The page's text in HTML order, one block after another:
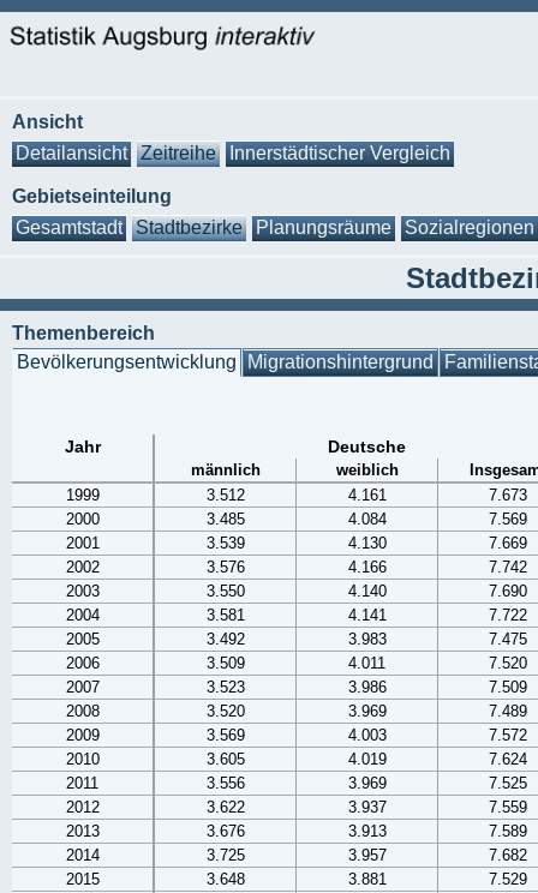
Ansicht
Detailansicht
Zeitreihe Innerstädtischer Vergleich
Gebietseinteilung
Gesamtstadt
Stadtbezirke Planungsräume Sozialregionen
Themenbereich
Bevölkerungsentwicklung Migrationshintergrund
Jahr Deutsche
männlich weiblich
1999
3.512 4.161
7.673
2000
3.485 4.084
7.569
2001
3.539 4.130
7.669
2002
3.576 4.166
7.742
2003
3.550 4.140
7.690
2004
3.581 4.141
7.722
2005
3.492 3.983
7.475
2006
3.509 4.011
7.520
2007
3.523 3.986
7.509
2008
3.520 3.969
7.489
2009
3.569 4.003
7.572
2010
3.605 4.019
7.624
2011
3.556 3.969
7.525
2012
3.622 3.937
7.559
2013
3.676 3.913
7.589
2014
3.725 3.957
7.682
2015
3.648 3.881
7.529